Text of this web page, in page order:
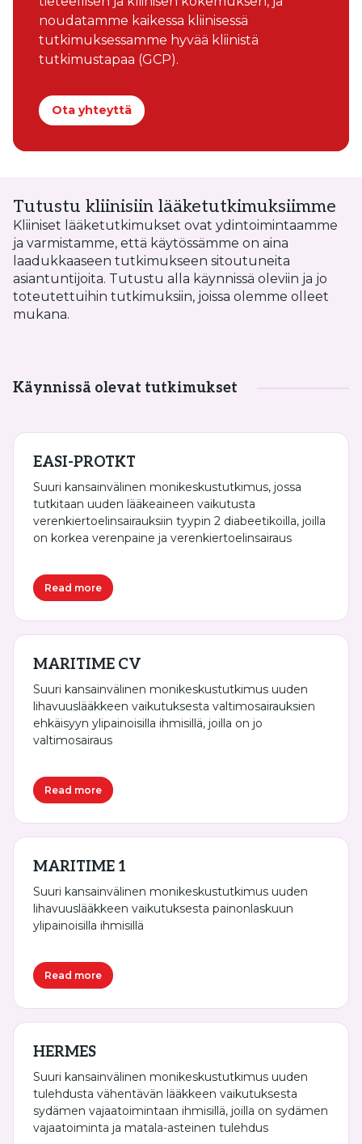
noudatamme kaikessa kliinisessä
tutkimuksessamme hyvää kliinistä
tutkimustapaa (GCP).
Ota yhteyttä
Tutustu kliinisiin lääketutkimuksiimme
Kliiniset lääketutkimukset ovat ydintoimintaamme
ja varmistamme, että käytössämme on aina
laadukkaaseen tutkimukseen sitoutuneita
asiantuntijoita. Tutustu alla käynnissä oleviin ja jo
toteutettuihin tutkimuksiin, joissa olemme olleet
mukana.
Käynnissä olevat tutkimukset
EASI-PROTKT
Suuri kansainvälinen monikeskustutkimus, jossa
tutkitaan uuden lääkeaineen vaikutusta
verenkiertoelinsairauksiin tyypin 2 diabeetikoilla, joilla
on korkea verenpaine ja verenkiertoelinsairaus
Read more
MARITIME CV
Suuri kansainvälinen monikeskustutkimus uuden
lihavuuslääkkeen vaikutuksesta valtimosairauksien
ehkäisyyn ylipainoisilla ihmisillä, joilla on jo
valtimosairaus
Read more
MARITIME 1
Suuri kansainvälinen monikeskustutkimus uuden
lihavuuslääkkeen vaikutuksesta painonlaskuun
ylipainoisilla ihmisillä
Read more
HERMES
Suuri kansainvälinen monikeskustutkimus uuden
tulehdusta vähentävän lääkkeen vaikutuksesta
sydämen vajaatoimintaan ihmisillä, joilla on sydämen
vajaatoiminta ja matala-asteinen tulehdus